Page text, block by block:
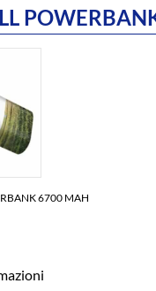
6700 MAH